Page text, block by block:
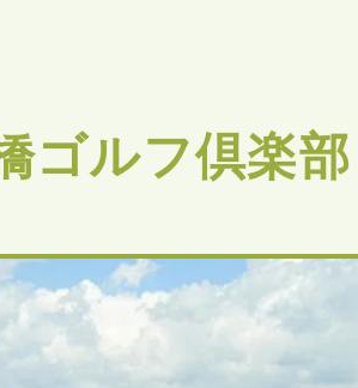
ゴルフ倶楽部